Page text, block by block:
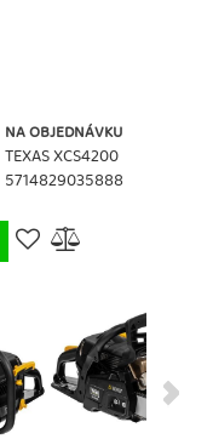
NA OBJEDNÁVKU
TEXAS XCS4200
5714829035888